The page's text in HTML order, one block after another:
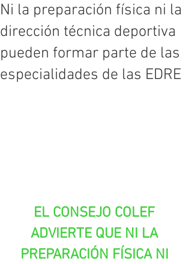
Ni la preparación física ni la
dirección técnica deportiva
pueden formar parte de las
especialidades de las EDRE
EL CONSEJO COLEF
ADVIERTE QUE NI LA
PREPARACIÓN FÍSICA NI